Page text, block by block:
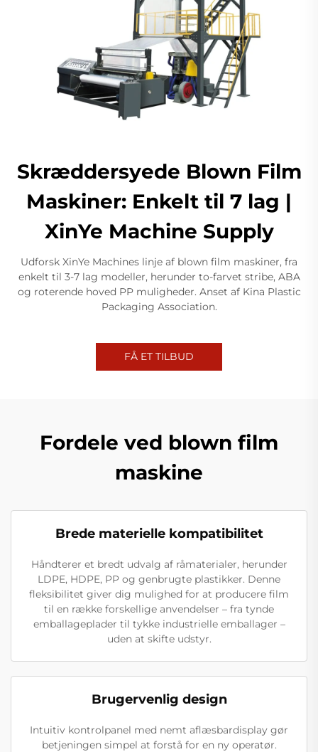
Skræddersyede Blown Film
Maskiner: Enkelt til 7 lag |
XinYe Machine Supply
Udforsk XinYe Machines linje af blown film maskiner, fra
enkelt til 3-7 lag modeller, herunder to-farvet stribe, ABA
og roterende hoved PP muligheder. Anset af Kina Plastic
Packaging Association.
FÅ ET TILBUD
Fordele ved blown film
maskine
Brede materielle kompatibilitet
Håndterer et bredt udvalg af råmaterialer, herunder
LDPE, HDPE, PP og genbrugte plastikker. Denne
fleksibilitet giver dig mulighed for at producere film
til en række forskellige anvendelser – fra tynde
emballageplader til tykke industrielle emballager –
uden at skifte udstyr.
Brugervenlig design
Intuitiv kontrolpanel med nemt aflæsbardisplay gør
betjeningen simpel at forstå for en ny operatør.